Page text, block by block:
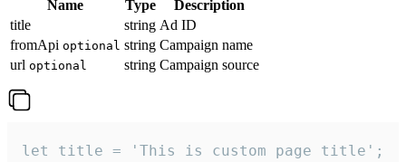
Name Type
Description
title
string Ad ID
fromApi optional string Campaign name
url optional string Campaign source
let title = 'This is custom page title';